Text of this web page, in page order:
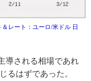
レート：ユーロ/米ドル 日
導される相場であれ
るはずであった。